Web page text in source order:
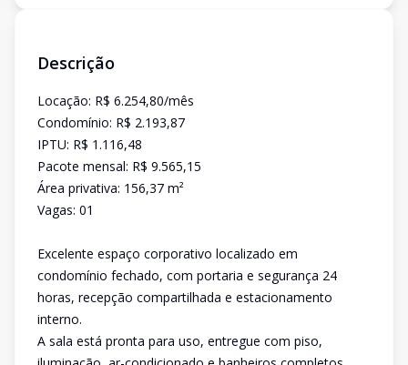
Descrição
Locação: R$ 6.254,80/mês
Condomínio: R$ 2.193,87
IPTU: R$ 1.116,48
Pacote mensal: R$ 9.565,15
Área privativa: 156,37 m²
Vagas: 01
Excelente espaço corporativo localizado em
condomínio fechado, com portaria e segurança 24
horas, recepção compartilhada e estacionamento
interno.
A sala está pronta para uso, entregue com piso,